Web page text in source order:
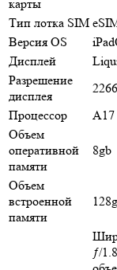
карты
Тип лотка SIM
Версия OS
Дисплей
Разрешение
дисплея
Процессор
A17
Объем
оперативной
памяти
8gb
Объем
встроенной
памяти
ƒ/